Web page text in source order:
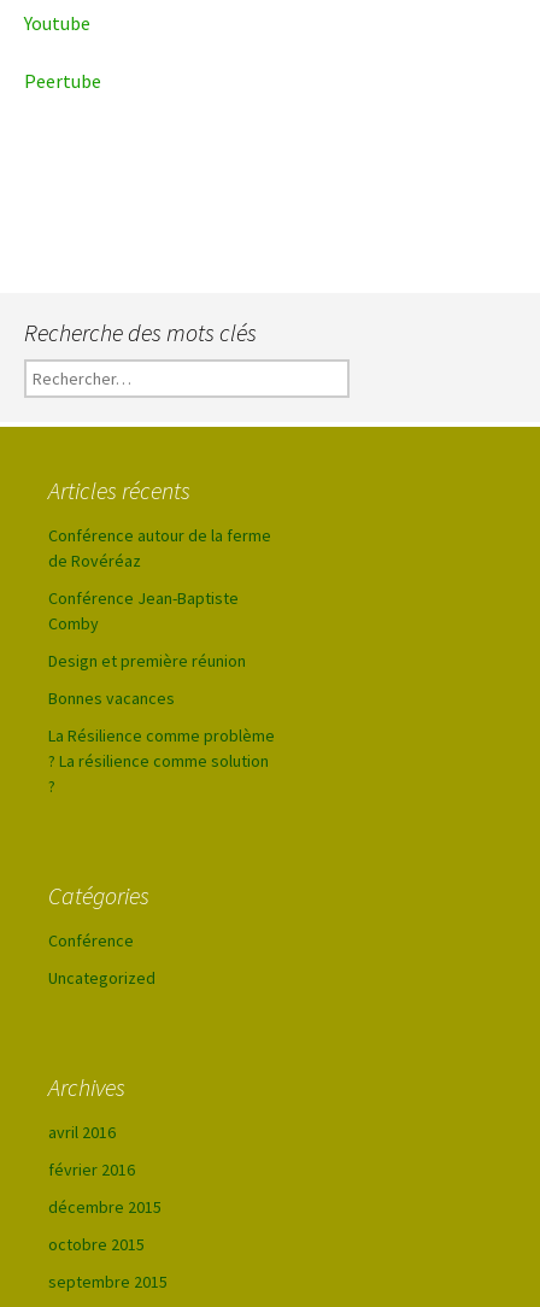
Youtube
Peertube
Recherche des mots clés
Rechercher :
Articles récents
Conférence autour de la ferme
de Rovéréaz
Conférence Jean-Baptiste
Comby
Design et première réunion
Bonnes vacances
La Résilience comme problème
? La résilience comme solution
?
Catégories
Conférence
Uncategorized
Archives
avril 2016
février 2016
décembre 2015
octobre 2015
septembre 2015